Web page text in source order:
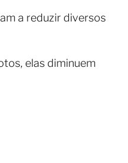
a reduzir diversos
elas diminuem